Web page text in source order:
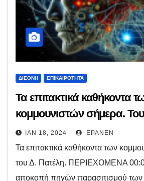
ΔΙΕΘΝΉ ΕΠΙΚΑΙΡΌΤΗΤΑ
Τα επιτακτικά καθήκοντα
κομμουνιστών σήμερα.
ΙΑΝ 18, 2024 EPANEN
Τα επιτακτικά καθήκοντα των
του Δ. Πατέλη. ΠΕΡΙΕΧΟΜΕΝΑ
αποκοπή πηγών παρασιτισμού των